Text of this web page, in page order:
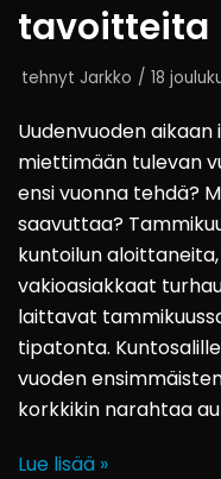
tavoitteita
tehnyt Jarkko 18
Uudenvuoden
miettimään tulevan
ensi vuonna tehdä?
saavuttaa?
kuntoilun
vakioasiakkaat
laittavat
tipatonta.
vuoden
korkkikin narahtaa
Lue lisää »